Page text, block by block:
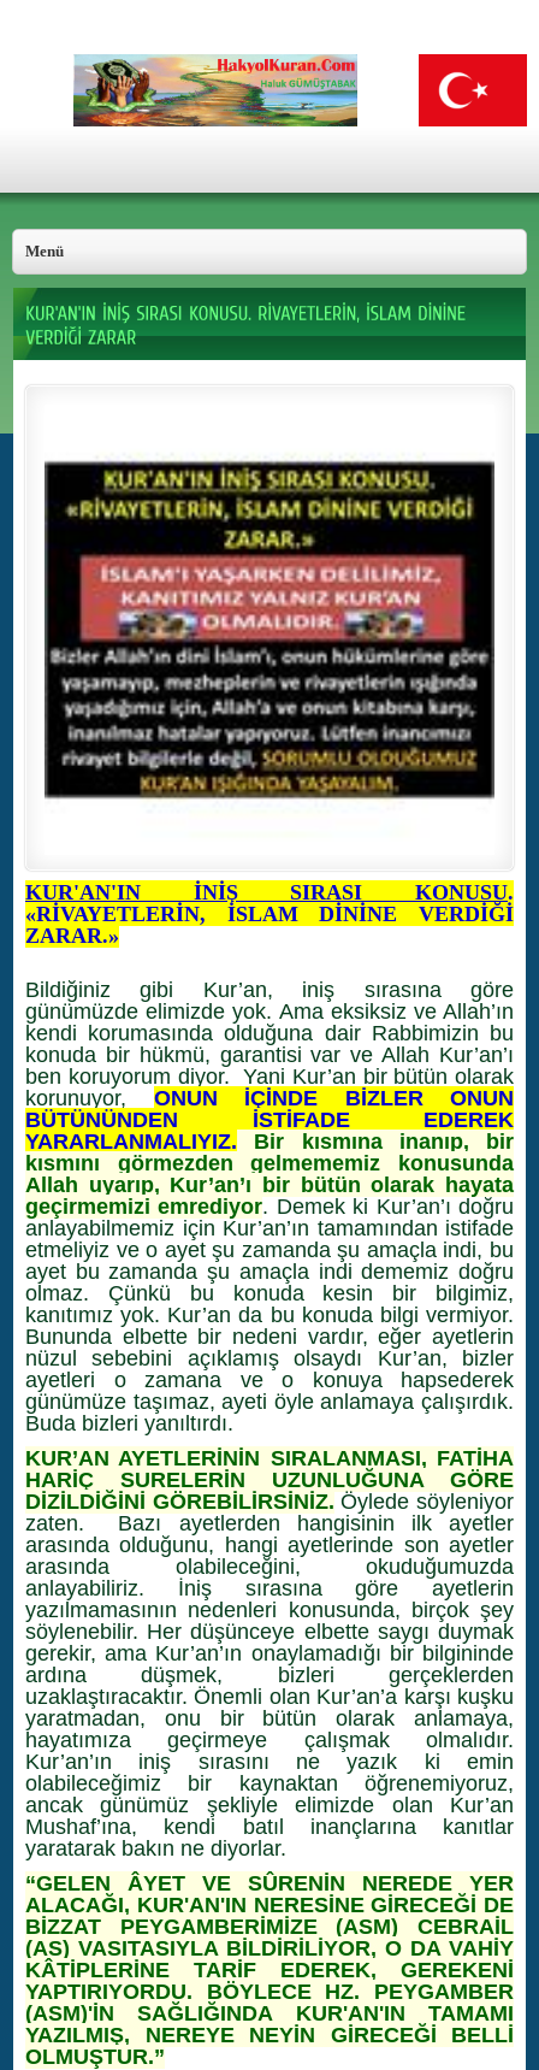
KUR'AN'IN İNİŞ SIRASI KONUSU.
«RİVAYETLERİN, İSLAM DİNİNE VERDİĞİ
ZARAR.»
Bildiğiniz gibi Kur’an, iniş sırasına göre
günümüzde elimizde yok. Ama eksiksiz ve Allah’ın
kendi korumasında olduğuna dair Rabbimizin bu
konuda bir hükmü, garantisi var ve Allah Kur’an’ı
ben koruyorum diyor. Yani Kur’an bir bütün olarak
korunuyor, ONUN İÇİNDE BİZLER ONUN
BÜTÜNÜNDEN İSTİFADE EDEREK
YARARLANMALIYIZ. Bir kısmına inanıp, bir
kısmını görmezden gelmememiz konusunda
Allah uyarıp, Kur’an’ı bir bütün olarak hayata
geçirmemizi emrediyor. Demek ki Kur’an’ı doğru
anlayabilmemiz için Kur’an’ın tamamından istifade
etmeliyiz ve o ayet şu zamanda şu amaçla indi, bu
ayet bu zamanda şu amaçla indi dememiz doğru
olmaz. Çünkü bu konuda kesin bir bilgimiz,
kanıtımız yok. Kur’an da bu konuda bilgi vermiyor.
Bununda elbette bir nedeni vardır, eğer ayetlerin
nüzul sebebini açıklamış olsaydı Kur’an, bizler
ayetleri o zamana ve o konuya hapsederek
günümüze taşımaz, ayeti öyle anlamaya çalışırdık.
Buda bizleri yanıltırdı.
KUR’AN AYETLERİNİN SIRALANMASI, FATİHA
HARİÇ SURELERİN UZUNLUĞUNA GÖRE
DİZİLDİĞİNİ GÖREBİLİRSİNİZ. Öylede söyleniyor
zaten. Bazı ayetlerden hangisinin ilk ayetler
arasında olduğunu, hangi ayetlerinde son ayetler
arasında olabileceğini, okuduğumuzda
anlayabiliriz. İniş sırasına göre ayetlerin
yazılmamasının nedenleri konusunda, birçok şey
söylenebilir. Her düşünceye elbette saygı duymak
gerekir, ama Kur’an’ın onaylamadığı bir bilgininde
ardına düşmek, bizleri gerçeklerden
uzaklaştıracaktır. Önemli olan Kur’an’a karşı kuşku
yaratmadan, onu bir bütün olarak anlamaya,
hayatımıza geçirmeye çalışmak olmalıdır.
Kur’an’ın iniş sırasını ne yazık ki emin
olabileceğimiz bir kaynaktan öğrenemiyoruz,
ancak günümüz şekliyle elimizde olan Kur’an
Mushaf’ına, kendi batıl inançlarına kanıtlar
yaratarak bakın ne diyorlar.
“GELEN ÂYET VE SÛRENİN NEREDE YER
ALACAĞI, KUR'AN'IN NERESİNE GİRECEĞİ DE
BİZZAT PEYGAMBERİMİZE (ASM) CEBRAİL
(AS) VASITASIYLA BİLDİRİLİYOR, O DA VAHİY
KÂTİPLERİNE TARİF EDEREK, GEREKENİ
YAPTIRIYORDU. BÖYLECE HZ. PEYGAMBER
(ASM)'İN SAĞLIĞINDA KUR'AN'IN TAMAMI
YAZILMIŞ, NEREYE NEYİN GİRECEĞİ BELLİ
OLMUŞTUR.”